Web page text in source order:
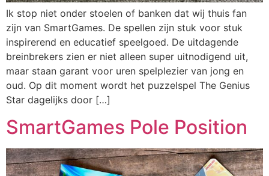
Ik stop niet onder stoelen of banken dat wij thuis fan
zijn van SmartGames. De spellen zijn stuk voor stuk
inspirerend en educatief speelgoed. De uitdagende
breinbrekers zien er niet alleen super uitnodigend uit,
maar staan garant voor uren spelplezier van jong en
oud. Op dit moment wordt het puzzelspel The Genius
Star dagelijks door […]
SmartGames Pole Position